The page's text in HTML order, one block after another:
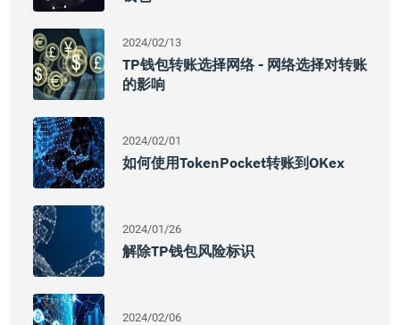
2024/02/13
TP钱包转账选择网络 - 网络选择对转账
的影响
2024/02/01
如何使用TokenPocket转账到OKex
2024/01/26
解除TP钱包风险标识
2024/02/06